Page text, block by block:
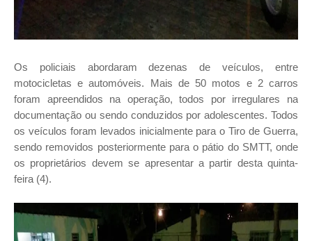
Os policiais abordaram dezenas de veículos, entre
motocicletas e automóveis. Mais de 50 motos e 2 carros
foram apreendidos na operação, todos por irregulares na
documentação ou sendo conduzidos por adolescentes. Todos
os veículos foram levados inicialmente para o Tiro de Guerra,
sendo removidos posteriormente para o pátio do SMTT, onde
os proprietários devem se apresentar a partir desta quinta-
feira (4).